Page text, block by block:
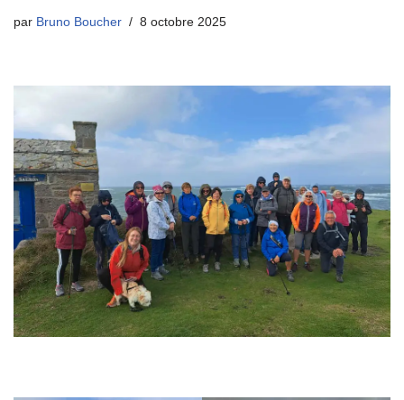
par Bruno Boucher 8 octobre 2025